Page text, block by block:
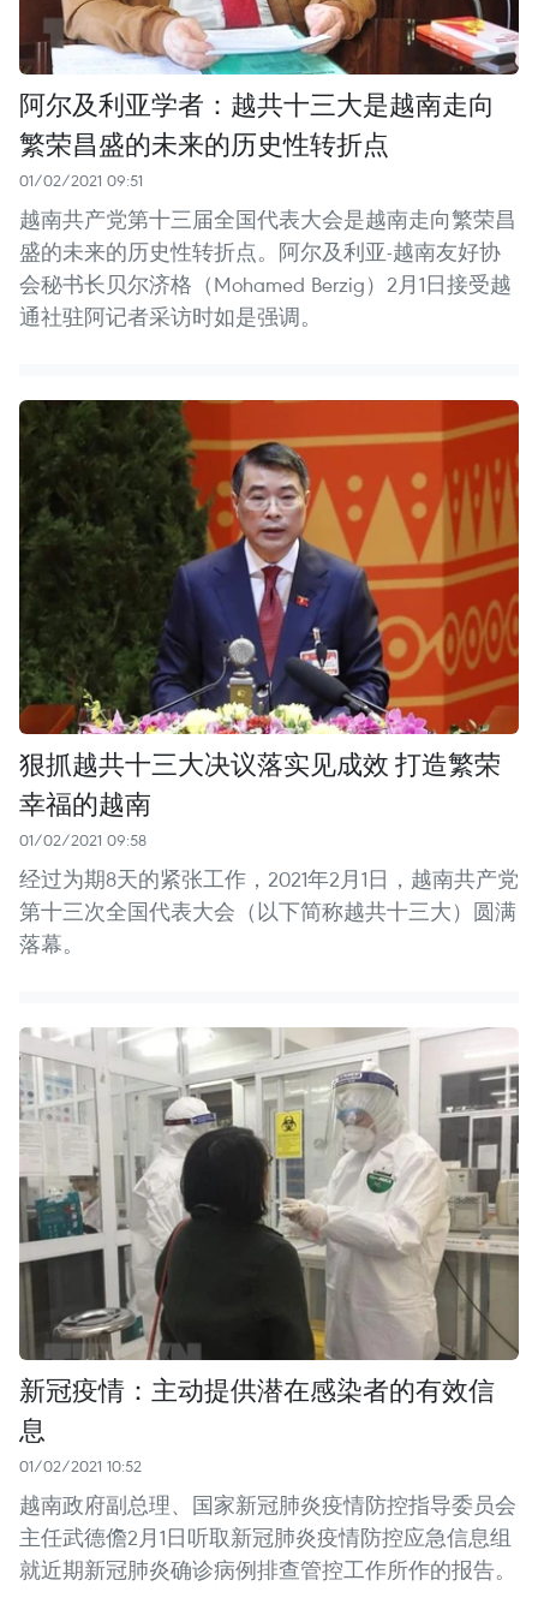
阿尔及利亚学者：越共十三大是越南走向
繁荣昌盛的未来的历史性转折点
01/02/2021 09:51
越南共产党第十三届全国代表大会是越南走向繁荣昌
盛的未来的历史性转折点。阿尔及利亚-越南友好协
会秘书长贝尔济格（Mohamed Berzig）2月1日接受越
通社驻阿记者采访时如是强调。
狠抓越共十三大决议落实见成效 打造繁荣
幸福的越南
01/02/2021 09:58
经过为期8天的紧张工作，2021年2月1日，越南共产党
第十三次全国代表大会（以下简称越共十三大）圆满
落幕。
新冠疫情：主动提供潜在感染者的有效信
息
01/02/2021 10:52
越南政府副总理、国家新冠肺炎疫情防控指导委员会
主任武德儋2月1日听取新冠肺炎疫情防控应急信息组
就近期新冠肺炎确诊病例排查管控工作所作的报告。